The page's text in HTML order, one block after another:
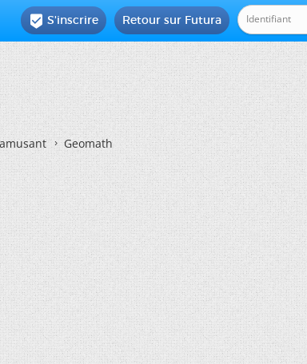
Retour sur Futura
 S'inscrire
Geomath